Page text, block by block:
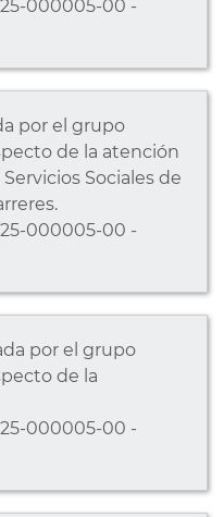
000005-00 -
por el grupo
de la atención
Sociales de
000005-00 -
por el grupo
de la
000005-00 -